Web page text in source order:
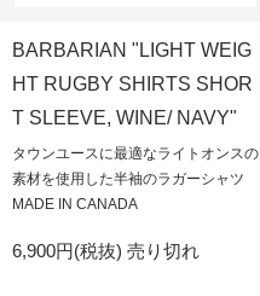
BARBARIAN "LIGHT WEIG
HT RUGBY SHIRTS SHOR
T SLEEVE, WINE/ NAVY"
タウンユースに最適なライトオンスの
素材を使用した半袖のラガーシャツ
MADE IN CANADA
6,900円(税抜) 売り切れ